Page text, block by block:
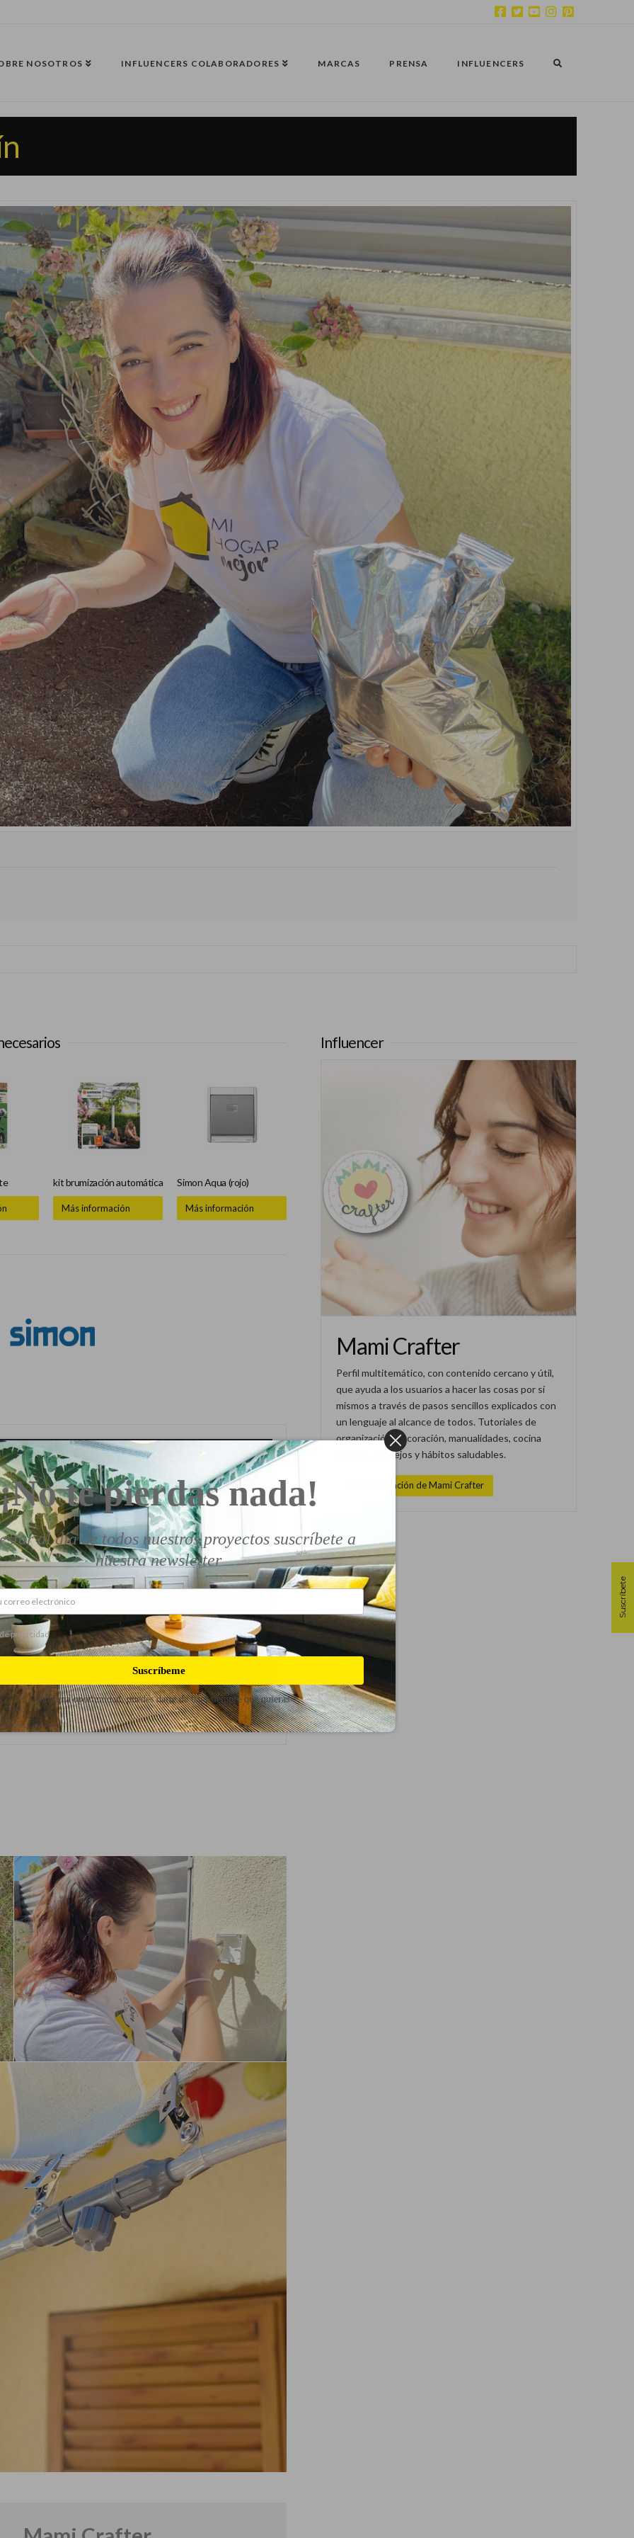
NOSOTROS INFLUENCERS COLABORADORES MARCAS PRENSA INFLUENCERS
kit brumización automática
Más información
Simon Aqua (rojo)
Más información
Influencer
Mami Crafter
Perfil multitemático, con contenido cercano y útil,
que ayuda a los usuarios a hacer las cosas por sí
mismos a través de pasos sencillos explicados con
un lenguaje al alcance de todos. Tutoriales de
organización, decoración, manualidades, cocina
sencilla, consejos y hábitos saludables.
Más información de Mami Crafter
Suscríbete
te pierdas nada!
al día de todos nuestros proyectos suscríbete a
nuestra newsletter
privacidad
Suscríbeme
Danos una oportunidad, puedes darte de baja siempre que quieras